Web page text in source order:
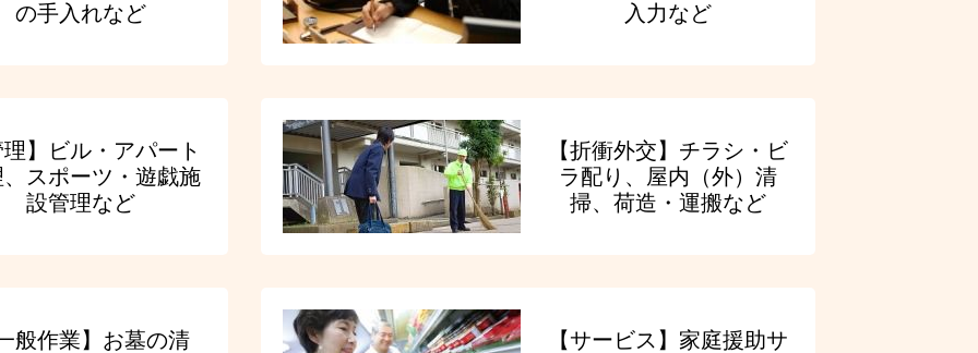
の手入れなど
入力など
】ビル・アパート
スポーツ・遊戯施
設管理など
【折衝外交】チラシ・ビ
ラ配り、屋内（外）清
掃、荷造・運搬など
般作業】お墓の清
【サービス】家庭援助サ